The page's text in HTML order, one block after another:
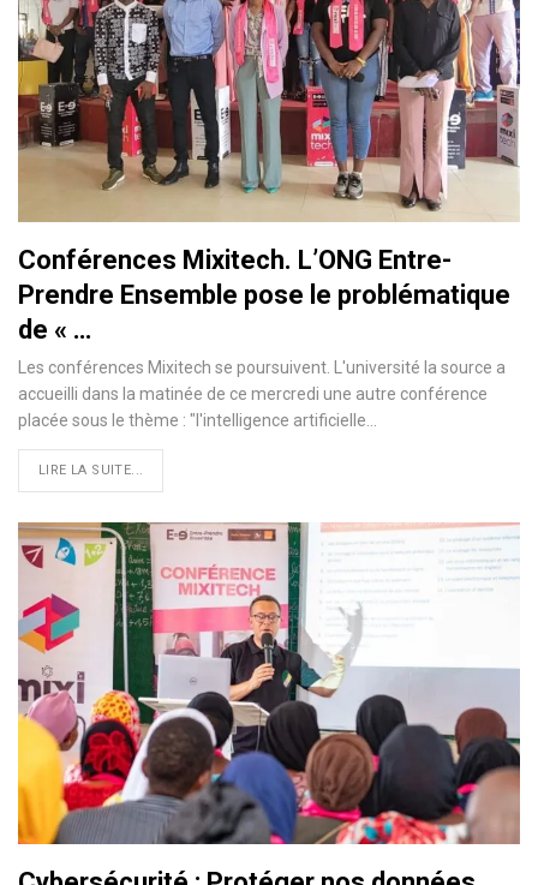
Conférences Mixitech. L’ONG Entre-
Prendre Ensemble pose le problématique
de « …
Les conférences Mixitech se poursuivent. L'université la source a
accueilli dans la matinée de ce mercredi une autre conférence
placée sous le thème : "l'intelligence artificielle…
LIRE LA SUITE...